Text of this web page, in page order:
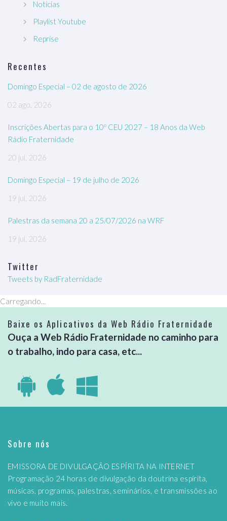
Notícias
Playlist Youtube
Reprise
Recentes
Domingo Especial – 02 de agosto de 2026
02 ago, 2026
Inscrições Abertas para o 10º CEU 2027 – 18 Anos da Web
Rádio Fraternidade
20 jul, 2026
Domingo Especial – 19 de julho de 2026
19 jul, 2026
Palestras da semana 20 a 25/07/2026 na WRF
19 jul, 2026
Twitter
Tweets by RadFraternidade
Carregando...
Baixe os Aplicativos da Web Rádio Fraternidade
Ouça a Web Rádio Fraternidade no caminho para
o trabalho, indo para casa, etc...
Sobre nós
EMISSORA DE DIVULGAÇÃO ESPÍRITA NA INTERNET
Programação 24 horas de divulgação da doutrina espírita,
músicas, programas, palestras, seminários, e transmissões ao
vivo e muito mais.